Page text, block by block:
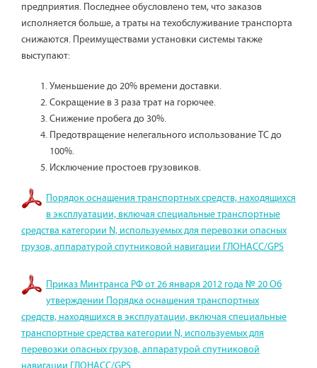
предприятия. Последнее обусловлено тем, что заказов
исполняется больше, а траты на техобслуживание транспорта
снижаются. Преимуществами установки системы также
выступают:
Уменьшение до 20% времени доставки.
Сокращение в 3 раза трат на горючее.
Снижение пробега до 30%.
Предотвращение нелегального использование ТС до
100%.
Исключение простоев грузовиков.
Порядок оснащения транспортных средств, находящихся
в эксплуатации, включая специальные транспортные
средства категории N, используемых для перевозки опасных
грузов, аппаратурой спутниковой навигации ГЛОНАСС/GPS
Приказ Минтранса РФ от 26 января 2012 года № 20 Об
утверждении Порядка оснащения транспортных
средств, находящихся в эксплуатации, включая специальные
транспортные средства категории N, используемых для
перевозки опасных грузов, аппаратурой спутниковой
навигации ГЛОНАСС/GPS